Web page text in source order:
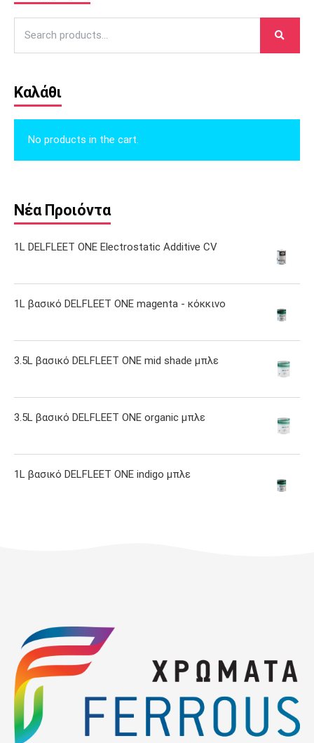
Καλάθι
No products in the cart.
Νέα Προιόντα
1L DELFLEET ONE Electrostatic Additive CV
1L βασικό DELFLEET ONE magenta - κόκκινο
3.5L βασικό DELFLEET ONE mid shade μπλε
3.5L βασικό DELFLEET ONE organic μπλε
1L βασικό DELFLEET ONE indigo μπλε